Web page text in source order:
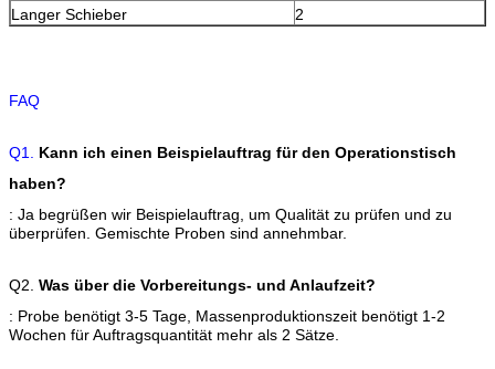
Langer Schieber
2
FAQ
Q1. Kann ich einen Beispielauftrag für den Operationstisch
haben?
: Ja begrüßen wir Beispielauftrag, um Qualität zu prüfen und zu
überprüfen. Gemischte Proben sind annehmbar.
Q2. Was über die Vorbereitungs- und Anlaufzeit?
: Probe benötigt 3-5 Tage, Massenproduktionszeit benötigt 1-2
Wochen für Auftragsquantität mehr als 2 Sätze.